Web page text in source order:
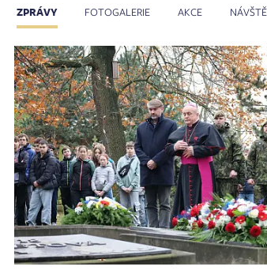
ZPRÁVY FOTOGALERIE AKCE